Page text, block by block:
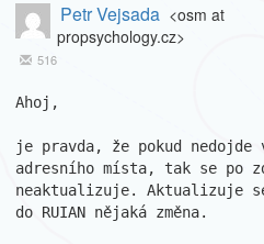
Petr Vejsada <osm at
propsychology.cz>
516
Ahoj,
je pravda, že pokud nedojde v
adresního místa, tak se po
neaktualizuje. Aktualizuje
do RUIAN nějaká změna.